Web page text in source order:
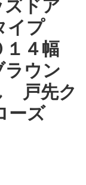
ズドア
イプ
４幅
ウン
戸先ク
ーズ